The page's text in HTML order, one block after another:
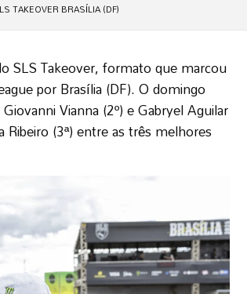
TAKEOVER BRASÍLIA (DF)
SLS Takeover, formato que marcou
por Brasília (DF). O domingo
Vianna (2º) e Gabryel Aguilar
(3ª) entre as três melhores